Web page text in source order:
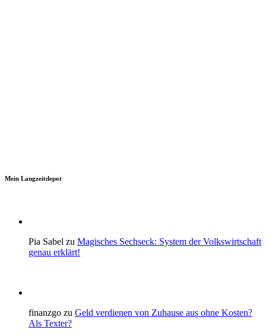
Mein Langzeitdepot
Pia Sabel zu Magisches Sechseck: System der Volkswirtschaft
genau erklärt!
finanzgo zu Geld verdienen von Zuhause aus ohne Kosten?
Als Texter?